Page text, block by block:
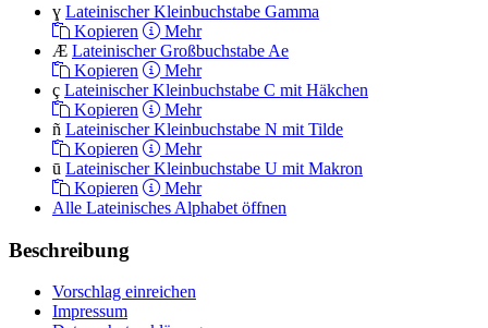
ɣ Lateinischer Kleinbuchstabe Gamma
Kopieren
Mehr
Æ Lateinischer Großbuchstabe Ae
Kopieren
Mehr
ç Lateinischer Kleinbuchstabe C mit Häkchen
Kopieren
Mehr
ñ Lateinischer Kleinbuchstabe N mit Tilde
Kopieren
Mehr
ū Lateinischer Kleinbuchstabe U mit Makron
Kopieren
Mehr
Alle Lateinisches Alphabet öffnen
Beschreibung
Vorschlag einreichen
Impressum